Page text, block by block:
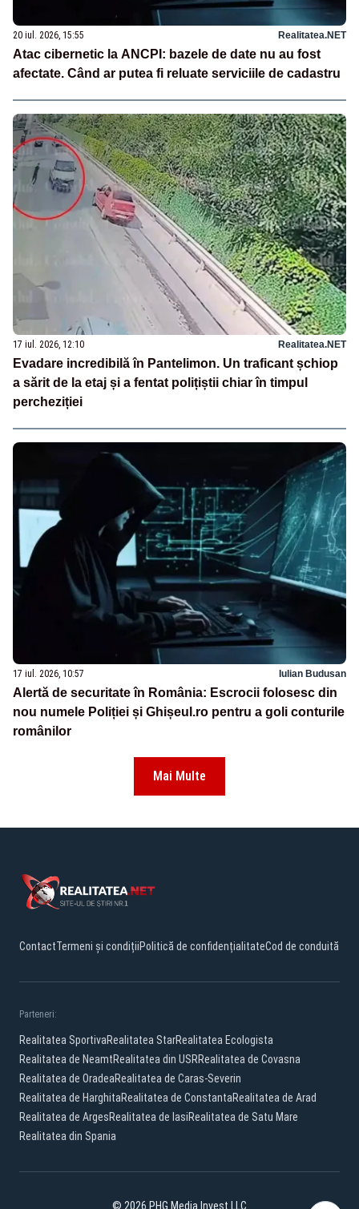
20 iul. 2026, 15:55 Realitatea.NET
Atac cibernetic la ANCPI: bazele de date nu au fost
afectate. Când ar putea fi reluate serviciile de cadastru
17 iul. 2026, 12:10 Realitatea.NET
Evadare incredibilă în Pantelimon. Un traficant șchiop
a sărit de la etaj și a fentat polițiștii chiar în timpul
percheziției
17 iul. 2026, 10:57 Iulian Budusan
Alertă de securitate în România: Escrocii folosesc din
nou numele Poliției și Ghișeul.ro pentru a goli conturile
românilor
Mai Multe
ContactTermeni și condițiiPolitică de confidențialitateCod de conduită
Parteneri:
Realitatea SportivaRealitatea StarRealitatea Ecologista
Realitatea de NeamtRealitatea din USRRealitatea de Covasna
Realitatea de OradeaRealitatea de Caras-Severin
Realitatea de HarghitaRealitatea de ConstantaRealitatea de Arad
Realitatea de ArgesRealitatea de IasiRealitatea de Satu Mare
Realitatea din Spania
© 2026 PHG Media Invest LLC